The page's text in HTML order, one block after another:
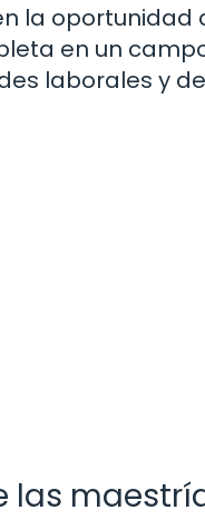
la oportunidad
en un
laborales y
las